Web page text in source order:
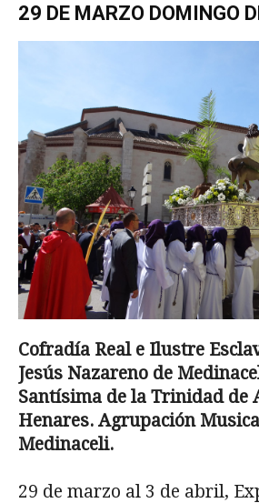
29 DE MARZO DOMINGO
Cofradía Real e Ilustre
Jesús Nazareno de
Santísima de la Trinidad de
Henares. Agrupación
Medinaceli.
29 de marzo al 3 de abril,